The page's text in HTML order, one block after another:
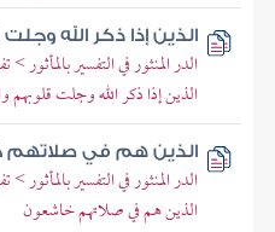
الذين إذا ذكر الله
الدر المنثور في التفسير
الذين إذا ذكر الله وجلت قلوبهم
الذين هم في
الدر المنثور في التفسير
الذين هم في صلاتهم خاشعون